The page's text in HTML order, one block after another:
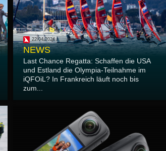
22.04.2024
NEWS
Last Chance Regatta: Schaffen die USA
und Estland die Olympia-Teilnahme im
iQFOiL? In Frankreich läuft noch bis
zum...